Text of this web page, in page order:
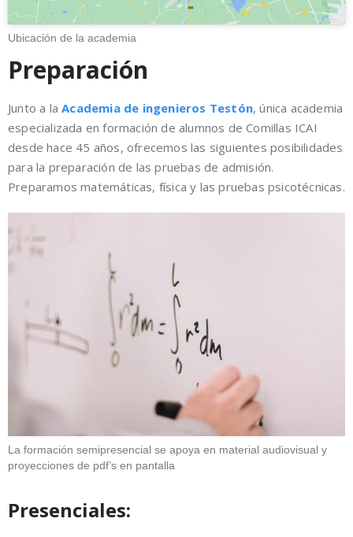
Ubicación de la academia
Preparación
Junto a laAcademia de ingenieros Testón, única academia
especializada en formación de alumnos de Comillas ICAI
desde hace 45 años, ofrecemos las siguientes posibilidades
para la preparación de las pruebas de admisión.
Preparamos matemáticas, física y las pruebas psicotécnicas.
La formación semipresencial se apoya en material audiovisual y
proyecciones de pdf’s en pantalla
Presenciales: